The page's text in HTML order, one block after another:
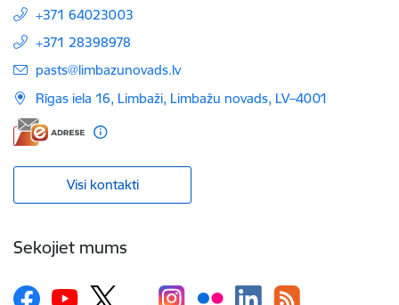
+371 64023003
+371 28398978
E-pasts:
pasts@limbazunovads.lv
Rīgas iela 16, Limbaži, Limbažu novads, LV–4001
Visi kontakti
Sekojiet mums